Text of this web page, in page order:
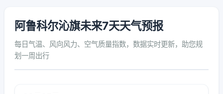
阿鲁科尔沁旗未来7天天气预报
每日气温、风向风力、空气质量指数，数据实时更新，助您规
划一周出行